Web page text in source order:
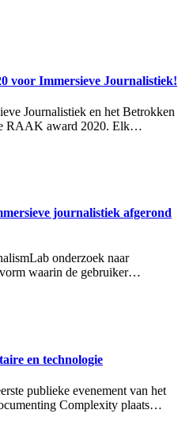
voor Immersieve Journalistiek!
Journalistiek en het Betrokken
RAAK award 2020. Elk…
journalistiek afgerond
onderzoek naar
waarin de gebruiker…
en technologie
publieke evenement van het
Complexity plaats…